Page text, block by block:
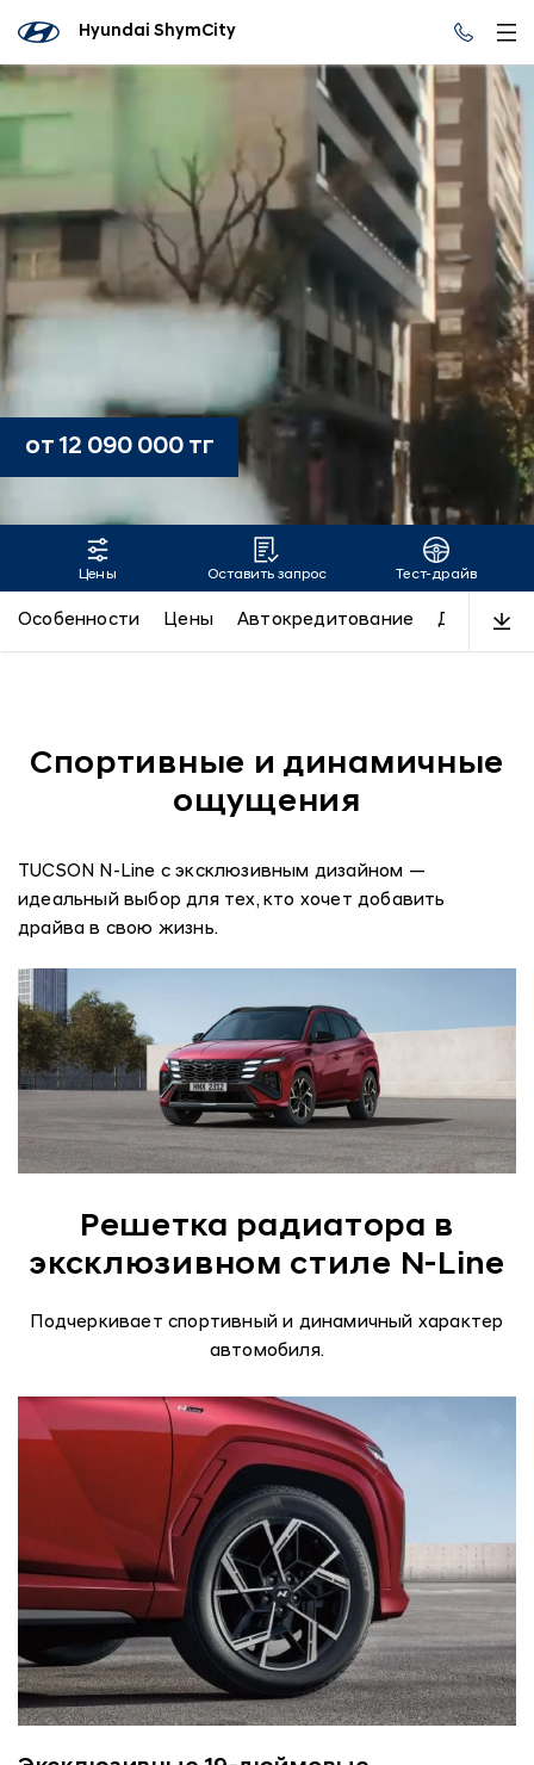
Hyundai ShymCity
TUCSON
от 12 090 000 тг
Цены Оставить запрос Тест-драйв
Особенности Цены Автокредитование Дизайн
Спортивные и динамичные
ощущения
TUCSON N-Line с эксклюзивным дизайном —
идеальный выбор для тех, кто хочет добавить
драйва в свою жизнь.
Решетка радиатора в
эксклюзивном стиле N-Line
Подчеркивает спортивный и динамичный характер
автомобиля.